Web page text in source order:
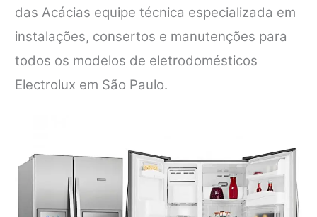
das Acácias equipe técnica especializada em
instalações, consertos e manutenções para
todos os modelos de eletrodomésticos
Electrolux em São Paulo.